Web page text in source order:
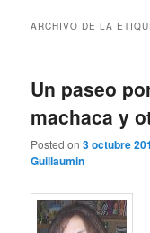
ARCHIVO DE LA
Un paseo
machaca y
Posted on3 octubre
Guillaumin